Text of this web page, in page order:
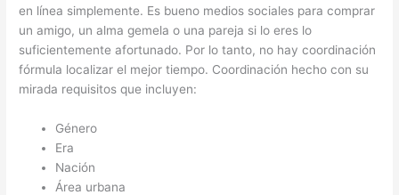
en línea simplemente. Es bueno medios sociales para comprar
un amigo, un alma gemela o una pareja si lo eres lo
suficientemente afortunado. Por lo tanto, no hay coordinación
fórmula localizar el mejor tiempo. Coordinación hecho con su
mirada requisitos que incluyen:
Género
Era
Nación
Área urbana